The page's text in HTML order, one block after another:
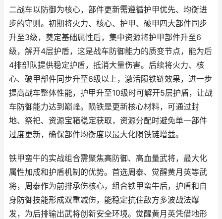
二战车以防御为核心，部件更新需遵循护甲优先、均衡进
步的守则。初期将火力、核心、护甲、破甲四大部件同步
升至3级，奠定基础属性后，集中资源将护甲部件升至6
级，解开4层护盾，这是战车防御能力的质变节点，能为后
4排部队提供稳定护盾，抵消大量伤害。后续将火力、核
心、破甲部件同步升至6级以上，激活陨铁链效果，进一步
提高战车整体性能，护甲升至10级时可解开5层护盾，让战
车防御能力达到巅峰。陨铁是更新核心材料，可通过封
地、祭祀、资源宝箱稳定获取，资源分配时避免单一部件
过度更新，确保部件均衡度以最大化陨铁链增益。
铁甲蛮牛的实战组合需聚焦高防御、高血量武将，最大化
属性加成和护盾机制的优势。首选周泰、觉醒黄月英等武
将，周泰作为前排承伤核心，组合铁甲蛮牛后，护盾和自
身防御技能形成双重减伤，能稳定抗住敌方多波战法爆
发，为后排输出武将创新安全环境。觉醒黄月英凭借地形